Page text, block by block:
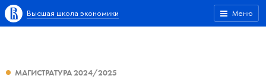
Меню
Высшая школа экономики
МАГИСТРАТУРА 2024/2025